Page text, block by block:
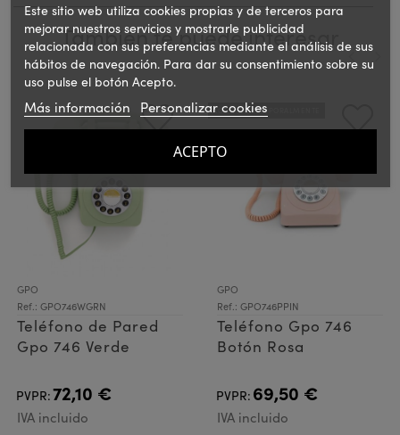
También te puede interesar
GPO
Ref.: GPO746WGRN
Teléfono de Pared
Gpo 746 Verde
PVPR:72,10 €
IVA incluido
AGOTADO TEMPORALMENTE
GPO
Ref.: GPO746PPIN
Teléfono Gpo 746
Botón Rosa
PVPR: 69,50 €
IVA incluido
Este sitio web utiliza cookies propias y de terceros para
mejorar nuestros servicios y mostrarle publicidad
relacionada con sus preferencias mediante el análisis de sus
hábitos de navegación. Para dar su consentimiento sobre su
uso pulse el botón Acepto.
Más información Personalizar cookies
ACEPTO